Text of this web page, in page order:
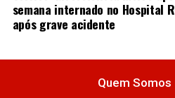
semana internado no Hospital
após grave acidente
Quem Somos